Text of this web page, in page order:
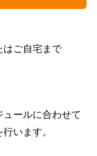
はご自宅まで
ールに合わせて
います。